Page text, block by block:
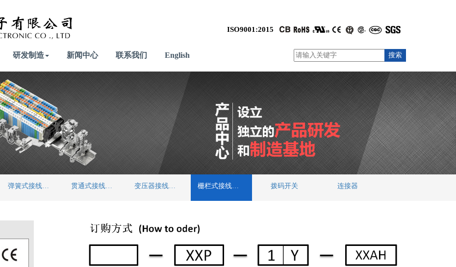
ISO9001:2015
研发制造 新闻中心 联系我们 English
弹簧式接线端子 贯通式接线端子 变压器接线端子 栅栏式接线端子 拨码开关 连接器